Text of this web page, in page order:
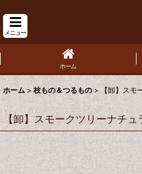
メニュー
ホーム
ホーム > 枝もの＆つるもの > 【卸】スモ
【卸】スモークツリーナチュ